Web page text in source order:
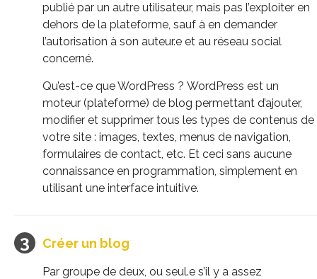
publié par un autre utilisateur, mais pas l’exploiter en
dehors de la plateforme, sauf à en demander
l’autorisation à son auteur.e et au réseau social
concerné.
Qu’est-ce queWordPress ? WordPress est un
moteur (plateforme) de blog permettant d’ajouter,
modifier et supprimer tous les types de contenus de
votre site : images, textes, menus de navigation,
formulaires de contact, etc. Et ceci sans aucune
connaissance en programmation, simplement en
utilisant une interface intuitive.
Créer un blog
Par groupe de deux, ou seul.e s’il y a assez